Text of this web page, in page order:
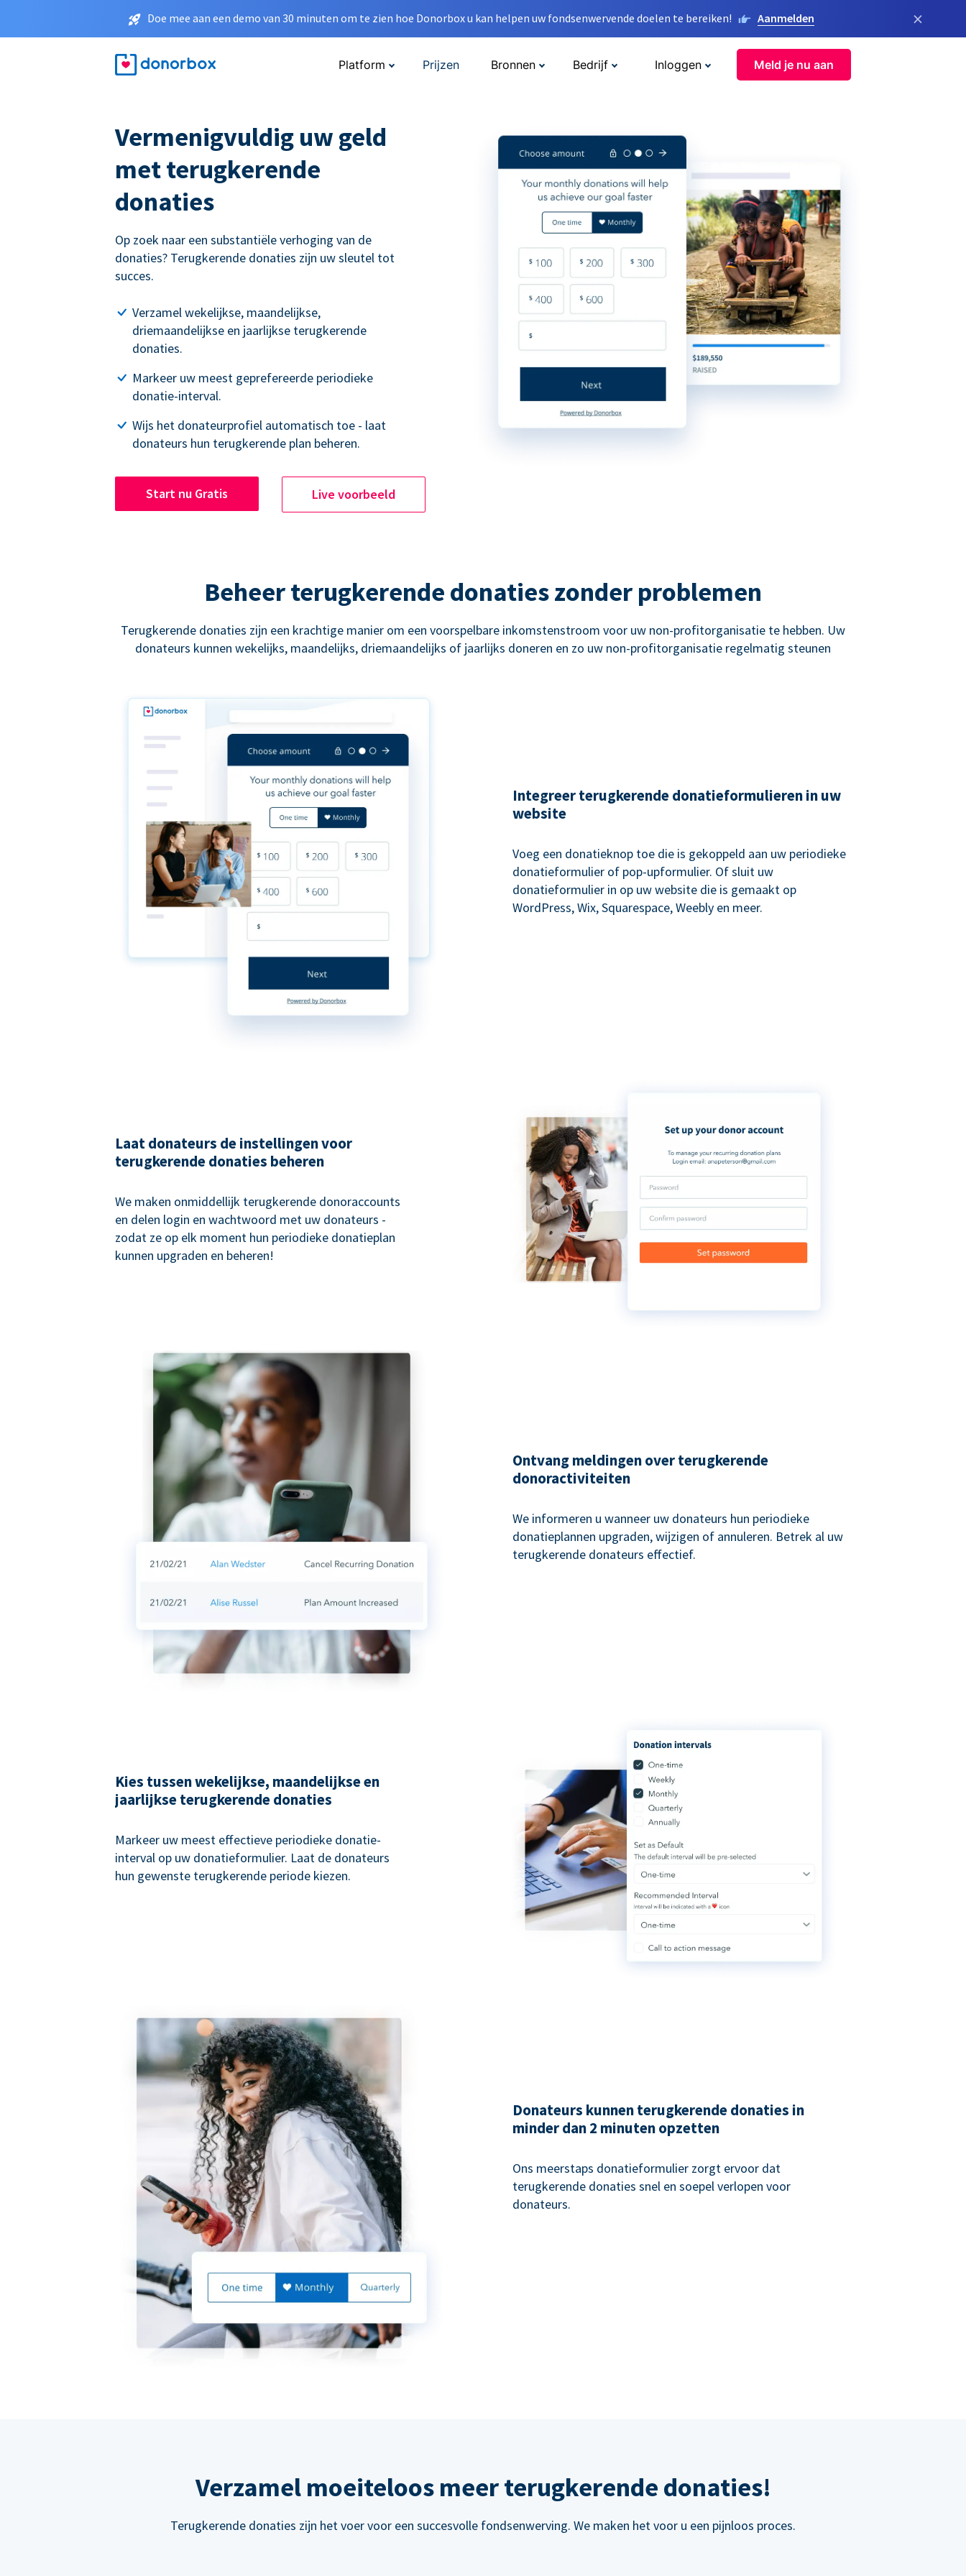
Doe mee aan een demo van 30 minuten om te zien hoe Donorbox u kan helpen uw fondsenwervende doelen te bereiken! Aanmelden ×
Platform Prijzen Bronnen Bedrijf Inloggen Meld je nu aan
Vermenigvuldig uw geld
met terugkerende
donaties
Op zoek naar een substantiële verhoging van de
donaties? Terugkerende donaties zijn uw sleutel tot
succes.
Verzamel wekelijkse, maandelijkse,
driemaandelijkse en jaarlijkse terugkerende
donaties.
Markeer uw meest geprefereerde periodieke
donatie-interval.
Wijs het donateurprofiel automatisch toe - laat
donateurs hun terugkerende plan beheren.
Start nu Gratis Live voorbeeld
Beheer terugkerende donaties zonder problemen
Terugkerende donaties zijn een krachtige manier om een voorspelbare inkomstenstroom voor uw non-profitorganisatie te hebben. Uw
donateurs kunnen wekelijks, maandelijks, driemaandelijks of jaarlijks doneren en zo uw non-profitorganisatie regelmatig steunen
Integreer terugkerende donatieformulieren in uw
website
Voeg een donatieknop toe die is gekoppeld aan uw periodieke
donatieformulier of pop-upformulier. Of sluit uw
donatieformulier in op uw website die is gemaakt op
WordPress, Wix, Squarespace, Weebly en meer.
Laat donateurs de instellingen voor
terugkerende donaties beheren
We maken onmiddellijk terugkerende donoraccounts
en delen login en wachtwoord met uw donateurs -
zodat ze op elk moment hun periodieke donatieplan
kunnen upgraden en beheren!
Ontvang meldingen over terugkerende
donoractiviteiten
We informeren u wanneer uw donateurs hun periodieke
donatieplannen upgraden, wijzigen of annuleren. Betrek al uw
terugkerende donateurs effectief.
Kies tussen wekelijkse, maandelijkse en
jaarlijkse terugkerende donaties
Markeer uw meest effectieve periodieke donatie-
interval op uw donatieformulier. Laat de donateurs
hun gewenste terugkerende periode kiezen.
Donateurs kunnen terugkerende donaties in
minder dan 2 minuten opzetten
Ons meerstaps donatieformulier zorgt ervoor dat
terugkerende donaties snel en soepel verlopen voor
donateurs.
Verzamel moeiteloos meer terugkerende donaties!
Terugkerende donaties zijn het voer voor een succesvolle fondsenwerving. We maken het voor u een pijnloos proces.